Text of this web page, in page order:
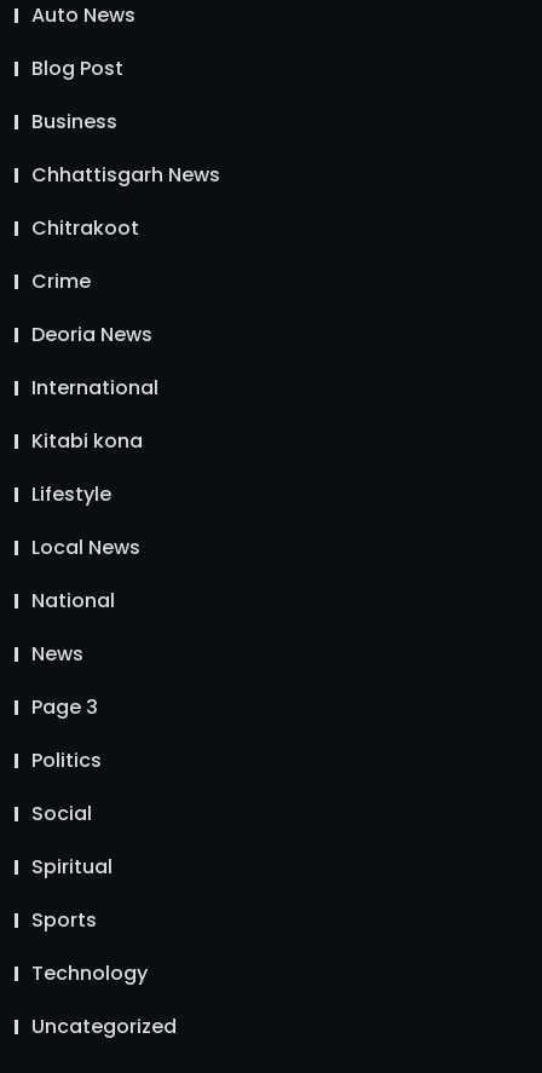
Auto News
Blog Post
Business
Chhattisgarh News
Chitrakoot
Crime
Deoria News
International
Kitabi kona
Lifestyle
Local News
National
News
Page 3
Politics
Social
Spiritual
Sports
Technology
Uncategorized